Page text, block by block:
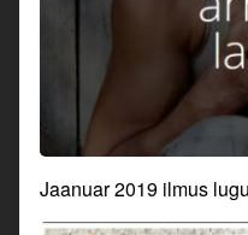
Jaanuar 2019 ilmus